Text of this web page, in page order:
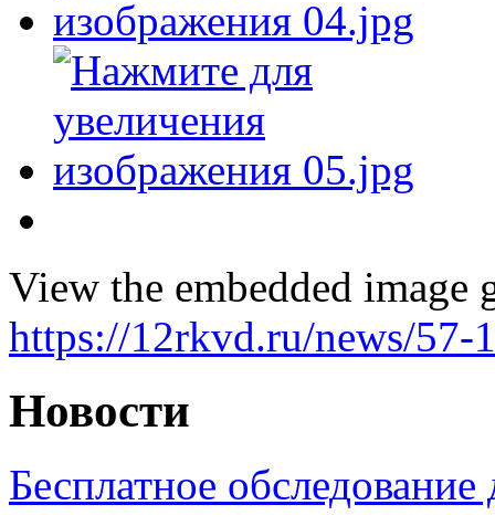
View the embedded image
https://12rkvd.ru/news/57-
Новости
Бесплатное